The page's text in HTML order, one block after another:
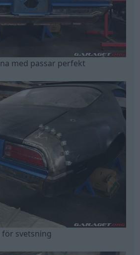
med passar perfekt
för svetsning